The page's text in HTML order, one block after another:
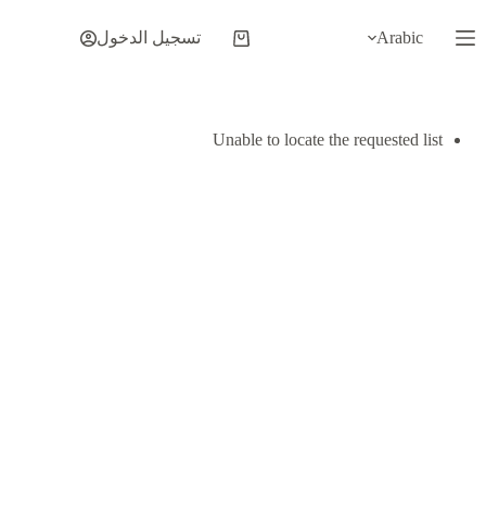
إلى
المحتوى
Arabic
عربة
تسجيل الدخول
Unable to locate the requested list